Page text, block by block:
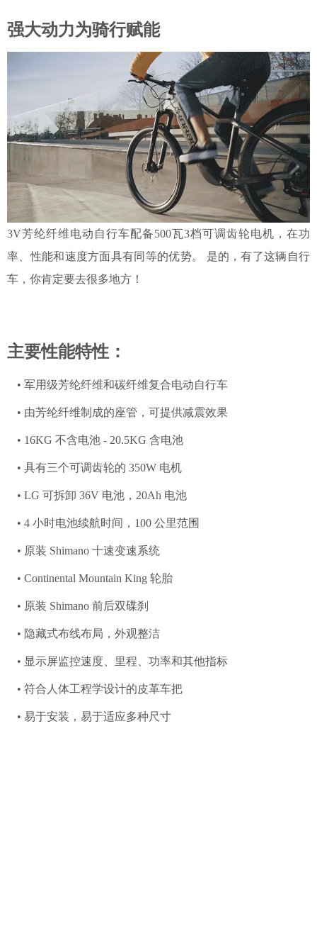
强大动力为骑行赋能
3V芳纶纤维电动自行车配备500瓦3档可调齿轮电机，在功
率、性能和速度方面具有同等的优势。 是的，有了这辆自行
车，你肯定要去很多地方！
主要性能特性：
• 军用级芳纶纤维和碳纤维复合电动自行车
• 由芳纶纤维制成的座管 ， 可提供减震效果
• 16KG 不含电池 - 20.5KG 含电池
• 具有三个可调齿轮的 350W 电机
• LG 可拆卸 36V 电池，20Ah 电池
• 4 小时电池续航时间，100 公里范围
• 原装 Shimano 十速变速系统
• Continental Mountain King 轮胎
• 原装 Shimano 前后双碟刹
• 隐藏式布线布局，外观整洁
• 显示屏监控速度、里程、功率和其他指标
• 符合人体工程学设计的皮革车把
• 易于安装，易于适应多种尺寸